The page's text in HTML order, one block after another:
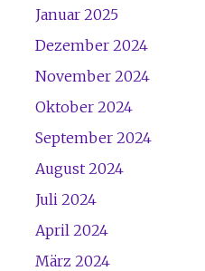
Januar 2025
Dezember 2024
November 2024
Oktober 2024
September 2024
August 2024
Juli 2024
April 2024
März 2024